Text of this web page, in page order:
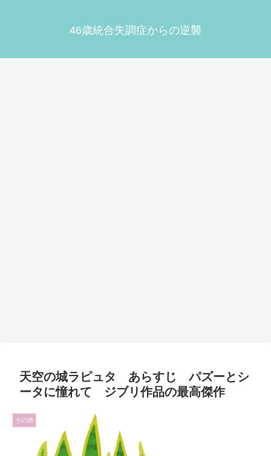
46歳統合失調症からの逆襲
天空の城ラピュタ あらすじ パズーとシ
ータに憧れて ジブリ作品の最高傑作
その他